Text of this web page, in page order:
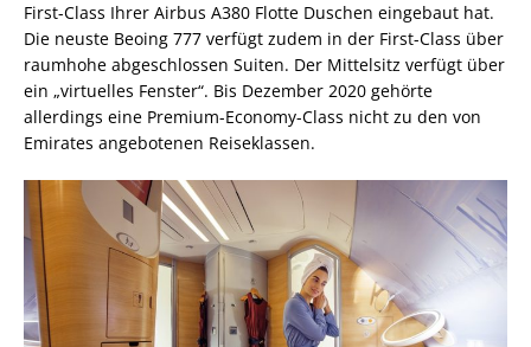
First-Class Ihrer Airbus A380 Flotte Duschen eingebaut hat.
Die neuste Beoing 777 verfügt zudem in der First-Class über
raumhohe abgeschlossen Suiten. Der Mittelsitz verfügt über
ein „virtuelles Fenster“. Bis Dezember 2020 gehörte
allerdings eine Premium-Economy-Class nicht zu den von
Emirates angebotenen Reiseklassen.